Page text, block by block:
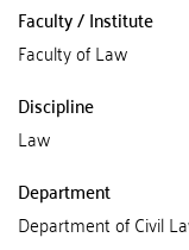
Faculty / Institute
Faculty of Law
Discipline
Law
Department
Department of Civil